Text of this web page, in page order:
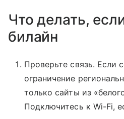
Что делать,
билайн
Проверьте связь. Если
ограничение
только сайты из
Подключитесь к Wi-Fi,